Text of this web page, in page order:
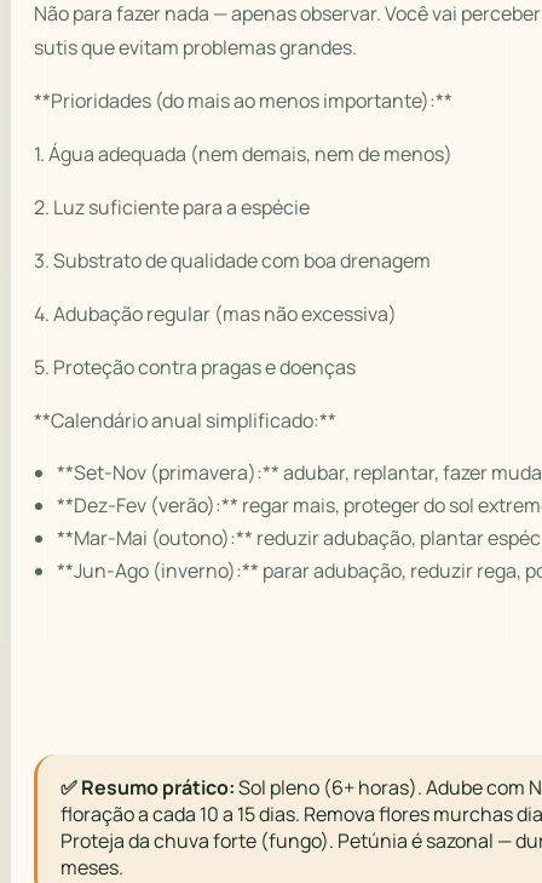
Não para fazer nada — apenas observar. Você vai
sutis que evitam problemas grandes.
**Prioridades (do mais ao menos importante):**
1. Água adequada (nem demais, nem de menos)
2. Luz suficiente para a espécie
3. Substrato de qualidade com boa drenagem
4. Adubação regular (mas não excessiva)
5. Proteção contra pragas e doenças
**Calendário anual simplificado:**
**Set-Nov (primavera):** adubar, replantar, fazer
**Dez-Fev (verão):** regar mais, proteger do sol
**Mar-Mai (outono):** reduzir adubação, plantar
**Jun-Ago (inverno):** parar adubação, reduzir rega,
✅ Resumo prático:Sol pleno (6+ horas). Adube com
floração a cada 10 a 15 dias. Remova flores murchas
Proteja da chuva forte (fungo). Petúnia é sazonal —
meses.